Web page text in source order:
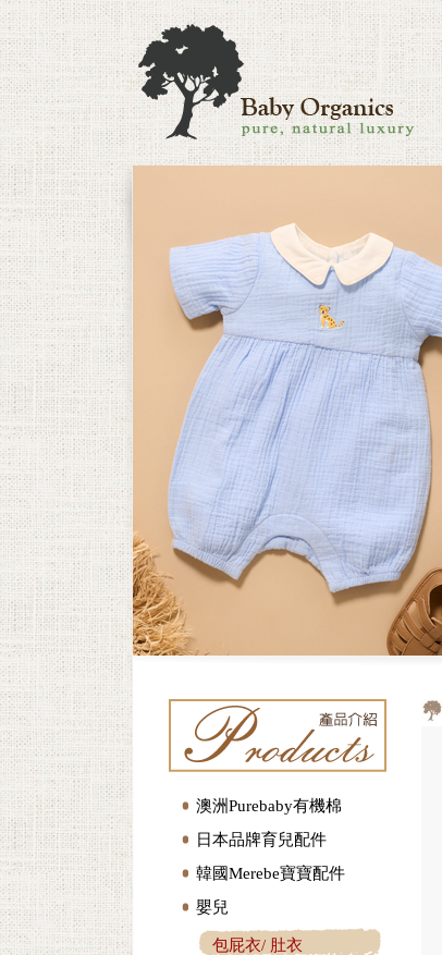
澳洲Purebaby有機棉
日本品牌育兒配件
韓國Merebe寶寶配件
嬰兒
包屁衣/ 肚衣